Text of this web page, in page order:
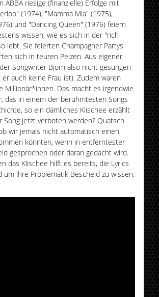
ABBA riesige (finanzielle) Erfolge mit
(1974), "Mamma Mia" (1975),
und "Dancing Queen" (1976) feiern
wissen, wie es sich in der "rich
lebt. Sie feierten Champagner Partys
sich in teuren Pelzen. Aus eigener
Songwriter Björn also nicht gesungen
er auch keine Frau ist). Zudem waren
Millionär*innen. Das macht es irgendwie
das in einem der berühmtesten Songs
so ein dämliches Klischee erzählt
Song jetzt verboten werden? Quatsch
wir jemals nicht automatisch einen
könnten, wenn in entferntester
gesprochen oder daran gedacht wird.
das Klischee hilft es bereits, die Lyrics
um ihre Problematik Bescheid zu wissen.